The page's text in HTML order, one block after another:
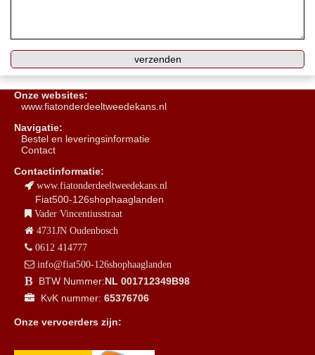
Onze websites:
www.fiatonderdeeltweedekans.nl
Navigatie:
Bestel en leveringsinformatie
Contact
Contactinformatie:
www.fiatonderdeeltweedekans.nl
Fiat500-126shophaaglanden
Vader Vincentiusstraat
4731JN Oudenbosch
0612 414777
info@fiat500-126shophaaglanden
BTW Nummer:NL 001712349B98
KvK nummer: 65376706
Onze vervoerders zijn: